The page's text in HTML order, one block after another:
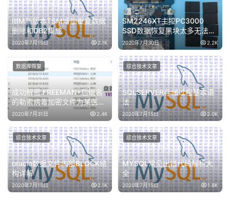
IBM新版本TSM增加重复数据
删除和DB2集成
2020年7月15日 2.1K
SM2246XT主控PC3000
SSD数据恢复黑块太多无法恢
复使用芯片级数据恢复成功
2020年7月30日 2.2K
成功解密.FREEMAN+后缀名
的勒索病毒加密文件为某医院
的管理系统数据库
2020年7月31日 2.4K
数据库恢复
SQLSERVER存储过程基本语
法
2020年7月15日 2.0K
综合技术文章
oracle数据文件内部BLOCK结
构详解
2020年7月15日 2.1K
综合技术文章
MYSQL常见出错代码解析大
全
2020年7月15日 1.8K
综合技术文章